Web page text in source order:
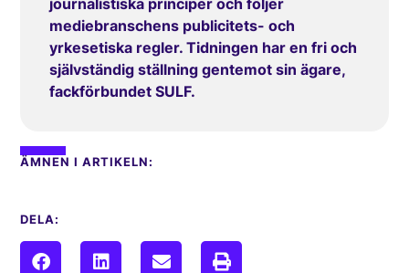
journalistiska principer och följer
mediebranschens publicitets- och
yrkesetiska regler. Tidningen har en fri och
självständig ställning gentemot sin ägare,
fackförbundet SULF.
ÄMNEN I ARTIKELN:
DELA: